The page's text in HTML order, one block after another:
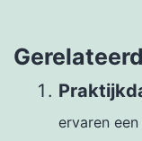
ervaren